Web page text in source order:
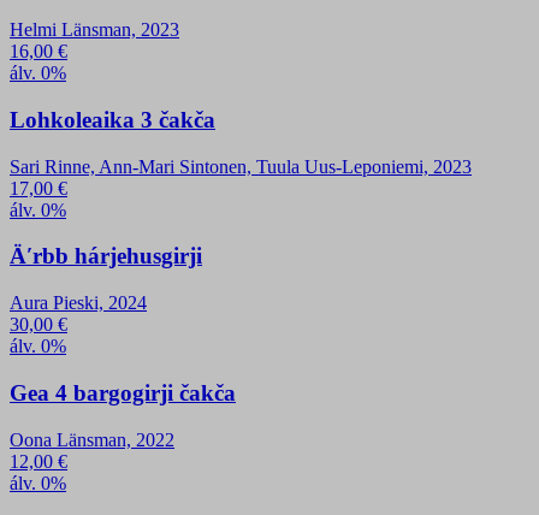
Helmi Länsman, 2023
16,00 €
álv. 0%
Lohkoleaika 3 čakča
Sari Rinne, Ann-Mari Sintonen, Tuula Uus-Leponiemi, 2023
17,00 €
álv. 0%
Äʹrbb hárjehusgirji
Aura Pieski, 2024
30,00 €
álv. 0%
Gea 4 bargogirji čakča
Oona Länsman, 2022
12,00 €
álv. 0%